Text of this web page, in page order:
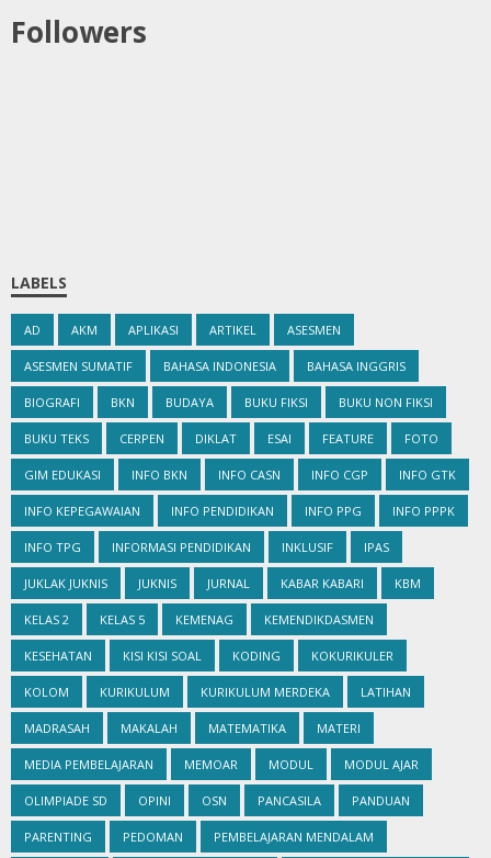
Followers
LABELS
AD AKM APLIKASI ARTIKEL ASESMEN
ASESMEN SUMATIF BAHASA INDONESIA BAHASA INGGRIS
BIOGRAFI BKN BUDAYA BUKU FIKSI BUKU NON FIKSI
BUKU TEKS CERPEN DIKLAT ESAI FEATURE FOTO
GIM EDUKASI INFO BKN INFO CASN INFO CGP INFO GTK
INFO KEPEGAWAIAN INFO PENDIDIKAN INFO PPG INFO PPPK
INFO TPG INFORMASI PENDIDIKAN INKLUSIF IPAS
JUKLAK JUKNIS JUKNIS JURNAL KABAR KABARI KBM
KELAS 2 KELAS 5 KEMENAG KEMENDIKDASMEN
KESEHATAN KISI KISI SOAL KODING KOKURIKULER
KOLOM KURIKULUM KURIKULUM MERDEKA LATIHAN
MADRASAH MAKALAH MATEMATIKA MATERI
MEDIA PEMBELAJARAN MEMOAR MODUL MODUL AJAR
OLIMPIADE SD OPINI OSN PANCASILA PANDUAN
PARENTING PEDOMAN PEMBELAJARAN MENDALAM